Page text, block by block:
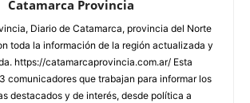
Catamarca Provincia
Diario de Catamarca, provincia del Norte
toda la información de la región actualizada y
https://catamarcaprovincia.com.ar/ Esta
comunicadores que trabajan para informar los
destacados y de interés, desde política a